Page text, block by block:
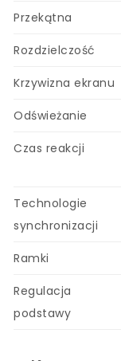
Przekątna
Rozdzielczość
Krzywizna ekranu
Odświeżanie
Czas reakcji
Technologie
synchronizacji
Ramki
Regulacja
podstawy